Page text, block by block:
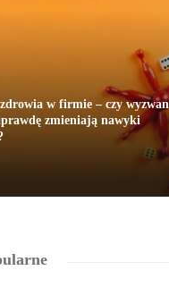
w firmie – czy
zmieniają nawyki